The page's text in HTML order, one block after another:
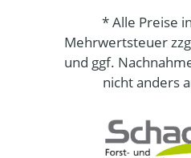
* Alle Preise
Mehrwertsteuer
und ggf.
nicht anders